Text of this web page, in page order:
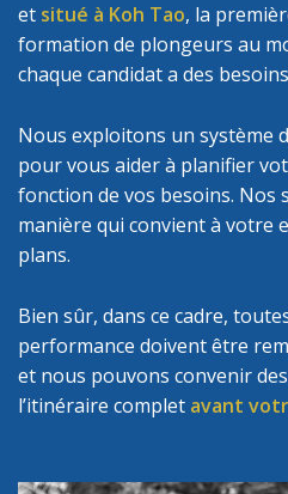
et situé à Koh Tao, la
formation de plongeurs au
chaque candidat a des
Nous exploitons un système
pour vous aider à planifier
fonction de vos besoins. Nos
manière qui convient à votre
plans.
Bien sûr, dans ce cadre,
performance doivent être
et nous pouvons convenir
l’itinéraire complet avant